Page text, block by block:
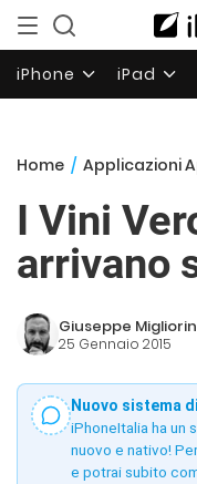
iPhone iPad
Home / Applicazioni
I Vini
arrivano
Giuseppe
25 Gennaio 2015
Nuovo sistema
iPhoneItalia ha un
nuovo e nativo!
e potrai subito